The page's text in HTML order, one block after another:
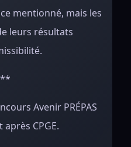
mentionné, mais les
leurs résultats
Avenir PRÉPAS
CPGE.